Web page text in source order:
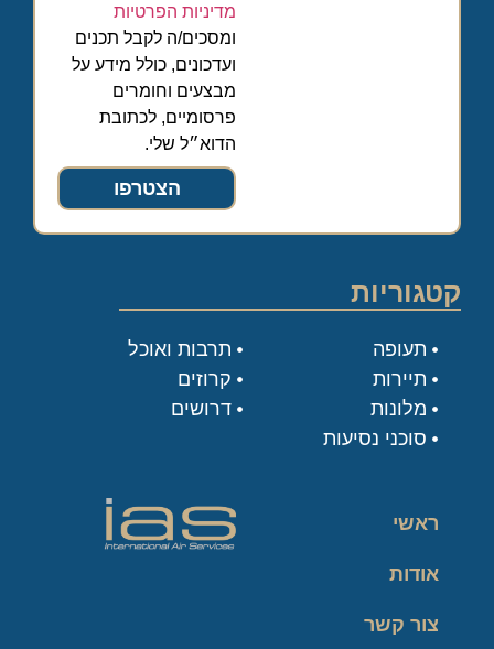
מדיניות הפרטיות
ומסכים/ה לקבל תכנים
ועדכונים, כולל מידע על
מבצעים וחומרים
פרסומיים, לכתובת
הדוא״ל שלי.
הצטרפו
קטגוריות
תעופה
תיירות
מלונות
סוכני נסיעות
תרבות ואוכל
קרוזים
דרושים
ראשי
אודות
צור קשר